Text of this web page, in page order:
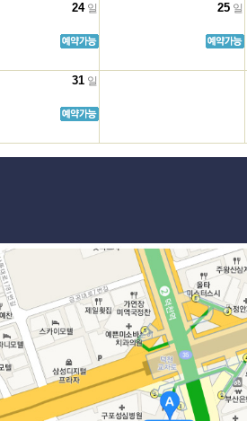
24 일 25 일
31 일